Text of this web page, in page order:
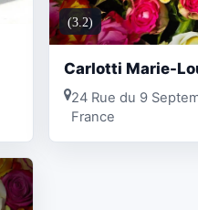
(3.2)
Carlotti Marie-
24 Rue du 9
France